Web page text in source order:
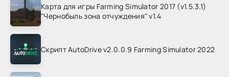
Карта для игры Farming Simulator 2017 (v1.5.3.1)
"Чернобыль зона отчуждения" v1.4
Скрипт AutoDrive v2.0.0.9 Farming Simulator 2022